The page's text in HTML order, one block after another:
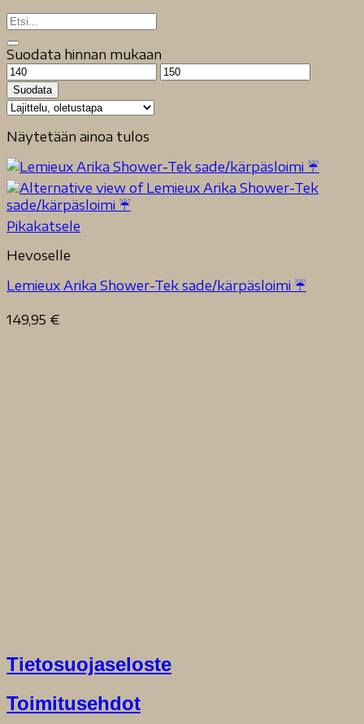
Suodata hinnan mukaan
Minimihinta
Maksimihinta
Suodata
Näytetään ainoa tulos
Pikakatsele
Hevoselle
Lemieux Arika Shower-Tek sade/kärpäsloimi ☔️
149,95 €
Tietosuojaseloste
Toimitusehdot